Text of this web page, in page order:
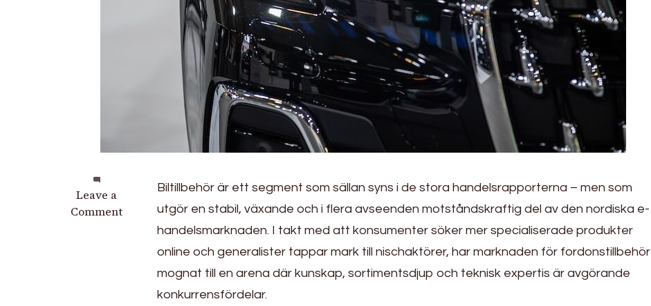
Leave a
Comment
on
Nischmarknaden
Biltillbehör är ett segment som sällan syns i de stora handelsrapporterna – men som
utgör en stabil, växande och i flera avseenden motståndskraftig del av den nordiska e-
handelsmarknaden. I takt med att konsumenter söker mer specialiserade produkter
online och generalister tappar mark till nischaktörer, har marknaden för fordonstillbehör
mognat till en arena där kunskap, sortimentsdjup och teknisk expertis är avgörande
konkurrensfördelar.